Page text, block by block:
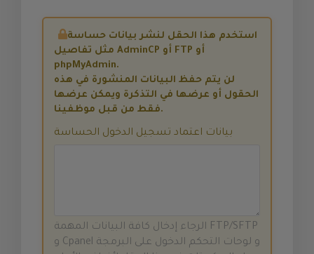
استخدم هذا الحقل لنشر بيانات حساسة
مثل تفاصيل AdminCP أو FTP أو
phpMyAdmin.
لن يتم حفظ البيانات المنشورة في هذه
الحقول أو عرضها في التذكرة ويمكن عرضها
فقط من قبل موظفينا.
بيانات اعتماد تسجيل الدخول الحساسة
الرجاء إدخال كافة البيانات المهمة FTP/SFTP
و Cpanel و لوحات التحكم الدخول على البرمجة